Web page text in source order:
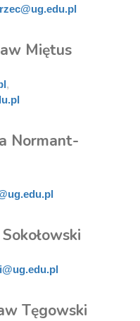
Miętus
,
Normant-
Tęgowski